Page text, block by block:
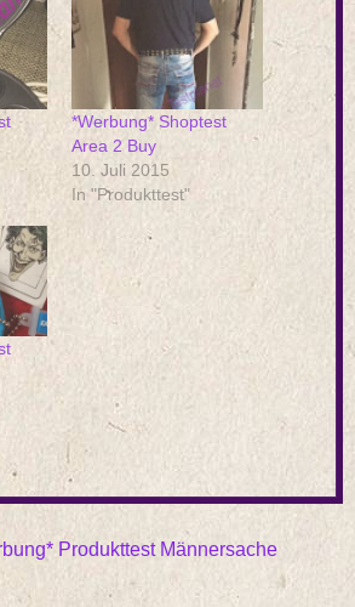
*Werbung* Shoptest
Area 2 Buy
10. Juli 2015
In "Produkttest"
Produkttest Männersache